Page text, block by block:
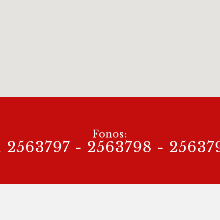
Fonos:
2563797 - 2563798 -